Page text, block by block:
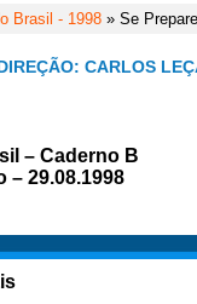
Brasil - 1998 » Se
CARLOS
– Caderno B
– 29.08.1998